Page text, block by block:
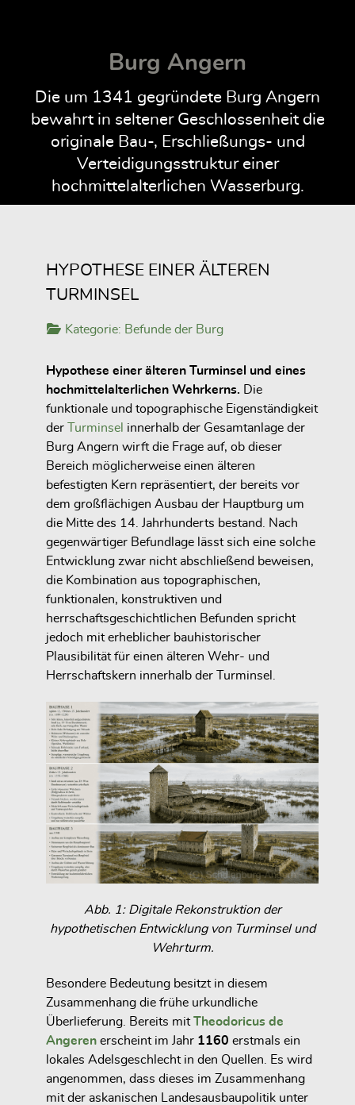
Burg Angern
Die um 1341 gegründete Burg Angern
bewahrt in seltener Geschlossenheit die
originale Bau-, Erschließungs- und
Verteidigungsstruktur einer
hochmittelalterlichen Wasserburg.
HYPOTHESE EINER ÄLTEREN
TURMINSEL
Kategorie: Befunde der Burg
Hypothese einer älteren Turminsel und eines
hochmittelalterlichen Wehrkerns.
Die
funktionale und topographische Eigenständigkeit
der
Turminsel innerhalb der Gesamtanlage der
Burg Angern wirft die Frage auf, ob dieser
Bereich möglicherweise einen älteren
befestigten Kern repräsentiert, der bereits vor
dem großflächigen Ausbau der Hauptburg um
die Mitte des 14. Jahrhunderts bestand. Nach
gegenwärtiger Befundlage lässt sich eine solche
Entwicklung zwar nicht abschließend beweisen,
die Kombination aus topographischen,
funktionalen, konstruktiven und
herrschaftsgeschichtlichen Befunden spricht
jedoch mit erheblicher bauhistorischer
Plausibilität für einen älteren Wehr- und
Herrschaftskern innerhalb der Turminsel.
Abb. 1: Digitale Rekonstruktion der
hypothetischen Entwicklung von Turminsel und
Wehrturm.
Besondere Bedeutung besitzt in diesem
Zusammenhang die frühe urkundliche
Überlieferung. Bereits mitTheodoricus de
Angeren erscheint im Jahr 1160 erstmals ein
lokales Adelsgeschlecht in den Quellen. Es wird
angenommen, dass dieses im Zusammenhang
mit der askanischen Landesausbaupolitik unter